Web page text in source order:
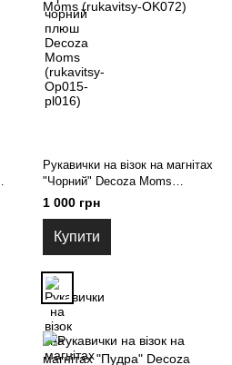
Рукавички на візок на магнітах
"Чорний" Decoza Moms
(rukavitsy-OK072)
1 000 грн
Купити